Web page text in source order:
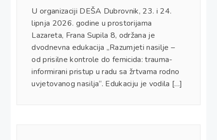
Edukacija 23. i 24.06. :
Razumjeti nasilje – od prisilne
kontrole do femicida: trauma-
informirani pristup u ...
U organizaciji DEŠA Dubrovnik, 23. i 24.
lipnja 2026. godine u prostorijama
Lazareta, Frana Supila 8, održana je
dvodnevna edukacija „Razumjeti nasilje –
od prisilne kontrole do femicida: trauma-
informirani pristup u radu sa žrtvama rodno
uvjetovanog nasilja“. Edukaciju je vodila […]